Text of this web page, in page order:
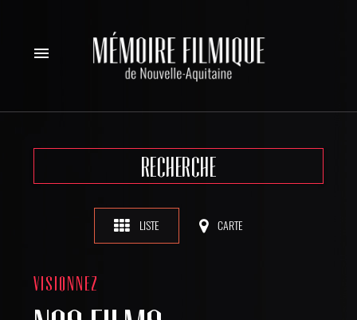
menu
RECHERCHE
LISTE CARTE
VISIONNEZ